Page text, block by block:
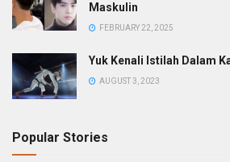
Maskulin
FEBRUARY 22, 2025
Yuk Kenali Istilah Dalam
AUGUST 3, 2023
Popular Stories